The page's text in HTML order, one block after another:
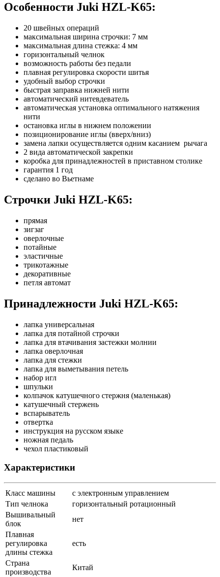
Особенности Juki HZL-K65:
20 швейных операций
максимальная ширина строчки: 7 мм
максимальная длина стежка: 4 мм
горизонтальный челнок
возможность работы без педали
плавная регулировка скорости шитья
удобный выбор строчки
быстрая заправка нижней нити
автоматический нитевдеватель
автоматическая установка оптимального натяжения
нити
остановка иглы в нижнем положении
позиционирование иглы (вверх/вниз)
замена лапки осуществляется одним касанием рычага
2 вида автоматической закрепки
коробка для принадлежностей в приставном столике
гарантия 1 год
сделано во Вьетнаме
Строчки Juki HZL-K65:
прямая
зигзаг
оверлочные
потайные
эластичные
трикотажные
декоративные
петля автомат
Принадлежности Juki HZL-K65:
лапка универсальная
лапка для потайной строчки
лапка для втачивания застежки молнии
лапка оверлочная
лапка для стежки
лапка для выметывания петель
набор игл
шпульки
колпачок катушечного стержня (маленькая)
катушечный стержень
вспарыватель
отвертка
инструкция на русском языке
ножная педаль
чехол пластиковый
Характеристики
Класс машины
с электронным управлением
Тип челнока
горизонтальный ротационный
Вышивальный
блок
нет
Плавная
регулировка
длины стежка
есть
Страна
производства
Китай